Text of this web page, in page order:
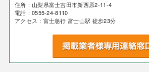
住所：山梨県富士吉田市新西原2-11-4
電話：0555-24-8110
アクセス：富士急行 富士山駅 徒歩23分